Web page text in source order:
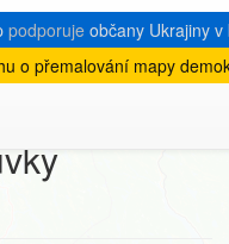
podporujeobčany Ukrajiny v
o přemalování mapy